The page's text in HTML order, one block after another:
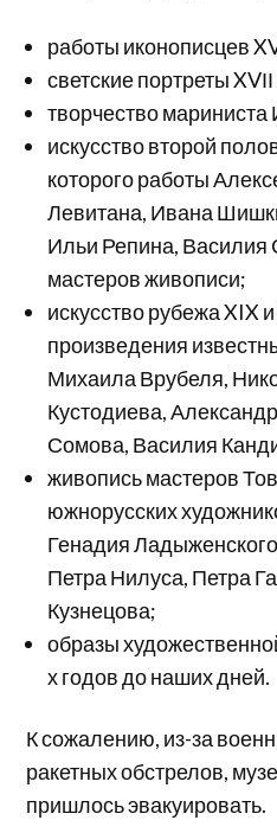
работы иконописцев
светские портреты
творчество
искусство второй
которого работы
Левитана, Ивана
Ильи Репина, Василия
мастеров живописи;
искусство рубежа XIX
произведения
Михаила Врубеля,
Кустодиева,
Сомова, Василия
живопись мастеров
южнорусских
Генадия
Петра Нилуса, Петра
Кузнецова;
образы
х годов до наших дней.
К сожалению, из-за
ракетных обстрелов,
пришлось эвакуировать.